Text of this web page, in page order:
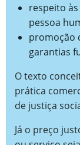
respeito
pessoa
promoção
garantias
O texto
prática
de justiça
Já o preço